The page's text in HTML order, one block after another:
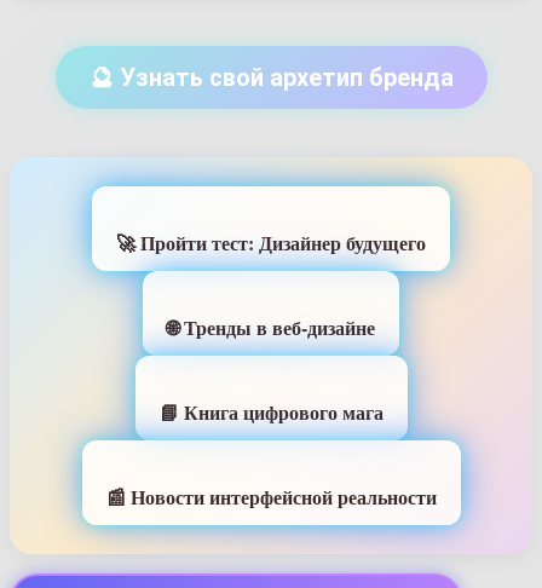
🔮 Узнать свой архетип бренда
🚀 Пройти тест: Дизайнер будущего
🌐 Тренды в веб-дизайне
📘 Книга цифрового мага
📰 Новости интерфейсной реальности